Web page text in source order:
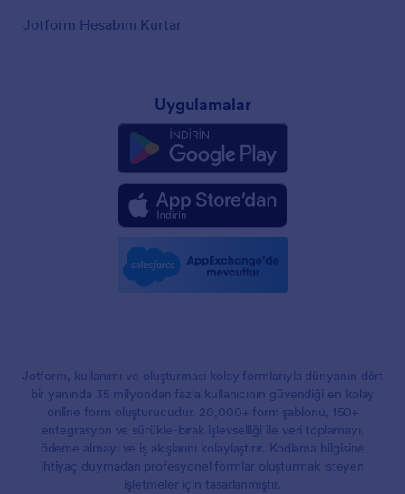
Jotform Hesabını Kurtar
Uygulamalar
Jotform, kullanımı ve oluşturması kolay formlarıyla dünyanın dört
bir yanında 35 milyondan fazla kullanıcının güvendiği en kolay
online form oluşturucudur. 20,000+ form şablonu, 150+
entegrasyon ve sürükle-bırak işlevselliği ile veri toplamayı,
ödeme almayı ve iş akışlarını kolaylaştırır. Kodlama bilgisine
ihtiyaç duymadan profesyonel formlar oluşturmak isteyen
işletmeler için tasarlanmıştır.